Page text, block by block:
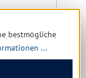
bestmögliche
...